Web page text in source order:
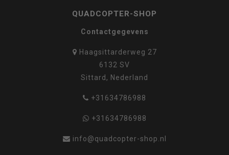
QUADCOPTER-SHOP
Contactgegevens
Haagsittarderweg 27
6132 SV
Sittard, Nederland
+31634786988
+31634786988
info@quadcopter-shop.nl